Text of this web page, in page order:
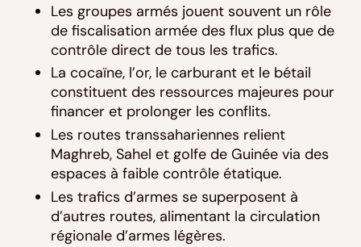
Les groupes armés jouent souvent un rôle
de fiscalisation armée des flux plus que de
contrôle direct de tous les trafics.
La cocaïne, l’or, le carburant et le bétail
constituent des ressources majeures pour
financer et prolonger les conflits.
Les routes transsahariennes relient
Maghreb, Sahel et golfe de Guinée via des
espaces à faible contrôle étatique.
Les trafics d’armes se superposent à
d’autres routes, alimentant la circulation
régionale d’armes légères.